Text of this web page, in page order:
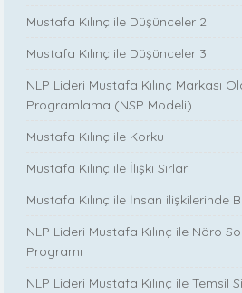
Mustafa Kılınç ile Düşünceler 2
Mustafa Kılınç ile Düşünceler 3
NLP Lideri Mustafa Kılınç Markası
Programlama (NSP Modeli)
Mustafa Kılınç ile Korku
Mustafa Kılınç ile İlişki Sırları
Mustafa Kılınç ile İnsan ilişkilerinde
NLP Lideri Mustafa Kılınç ile Nöro
Programı
NLP Lideri Mustafa Kılınç ile Temsil